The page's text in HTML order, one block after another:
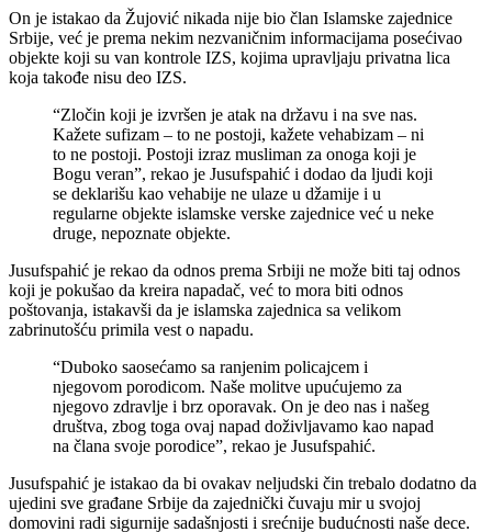
On je istakao da Žujović nikada nije bio član Islamske zajednice
Srbije, već je prema nekim nezvaničnim informacijama posećivao
objekte koji su van kontrole IZS, kojima upravljaju privatna lica
koja takođe nisu deo IZS.
“Zločin koji je izvršen je atak na državu i na sve nas.
Kažete sufizam – to ne postoji, kažete vehabizam – ni
to ne postoji. Postoji izraz musliman za onoga koji je
Bogu veran”, rekao je Jusufspahić i dodao da ljudi koji
se deklarišu kao vehabije ne ulaze u džamije i u
regularne objekte islamske verske zajednice već u neke
druge, nepoznate objekte.
Jusufspahić je rekao da odnos prema Srbiji ne može biti taj odnos
koji je pokušao da kreira napadač, već to mora biti odnos
poštovanja, istakavši da je islamska zajednica sa velikom
zabrinutošću primila vest o napadu.
“Duboko saosećamo sa ranjenim policajcem i
njegovom porodicom. Naše molitve upućujemo za
njegovo zdravlje i brz oporavak. On je deo nas i našeg
društva, zbog toga ovaj napad doživljavamo kao napad
na člana svoje porodice”, rekao je Jusufspahić.
Jusufspahić je istakao da bi ovakav neljudski čin trebalo dodatno da
ujedini sve građane Srbije da zajednički čuvaju mir u svojoj
domovini radi sigurnije sadašnjosti i srećnije budućnosti naše dece.